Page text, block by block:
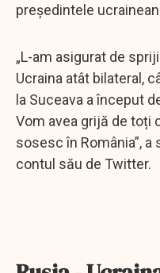
președintele
„L-am asigurat de
Ucraina atât bilateral,
la Suceava a început
Vom avea grijă de toți
sosesc în România”,
contul său de Twitter.